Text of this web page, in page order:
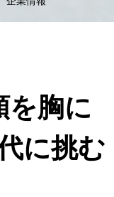
を胸に
に挑む